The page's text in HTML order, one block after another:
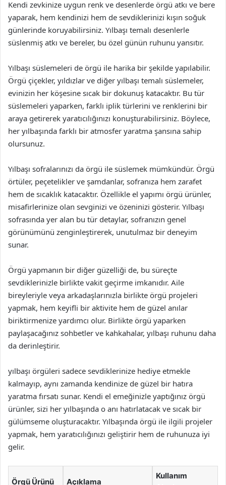
Kendi zevkinize uygun renk ve desenlerde örgü atkı ve bere
yaparak, hem kendinizi hem de sevdiklerinizi kışın soğuk
günlerinde koruyabilirsiniz. Yılbaşı temalı desenlerle
süslenmiş atkı ve bereler, bu özel günün ruhunu yansıtır.
Yılbaşı süslemeleri de örgü ile harika bir şekilde yapılabilir.
Örgü çiçekler, yıldızlar ve diğer yılbaşı temalı süslemeler,
evinizin her köşesine sıcak bir dokunuş katacaktır. Bu tür
süslemeleri yaparken, farklı iplik türlerini ve renklerini bir
araya getirerek yaratıcılığınızı konuşturabilirsiniz. Böylece,
her yılbaşında farklı bir atmosfer yaratma şansına sahip
olursunuz.
Yılbaşı sofralarınızı da örgü ile süslemek mümkündür. Örgü
örtüler, peçetelikler ve şamdanlar, sofranıza hem zarafet
hem de sıcaklık katacaktır. Özellikle el yapımı örgü ürünler,
misafirlerinize olan sevginizi ve özeninizi gösterir. Yılbaşı
sofrasında yer alan bu tür detaylar, sofranızın genel
görünümünü zenginleştirerek, unutulmaz bir deneyim
sunar.
Örgü yapmanın bir diğer güzelliği de, bu süreçte
sevdiklerinizle birlikte vakit geçirme imkanıdır. Aile
bireyleriyle veya arkadaşlarınızla birlikte örgü projeleri
yapmak, hem keyifli bir aktivite hem de güzel anılar
biriktirmenize yardımcı olur. Birlikte örgü yaparken
paylaşacağınız sohbetler ve kahkahalar, yılbaşı ruhunu daha
da derinleştirir.
yılbaşı örgüleri sadece sevdiklerinize hediye etmekle
kalmayıp, aynı zamanda kendinize de güzel bir hatıra
yaratma fırsatı sunar. Kendi el emeğinizle yaptığınız örgü
ürünler, sizi her yılbaşında o anı hatırlatacak ve sıcak bir
gülümseme oluşturacaktır. Yılbaşında örgü ile ilgili projeler
yapmak, hem yaratıcılığınızı geliştirir hem de ruhunuza iyi
gelir.
Örgü Ürünü Açıklama
Kullanım